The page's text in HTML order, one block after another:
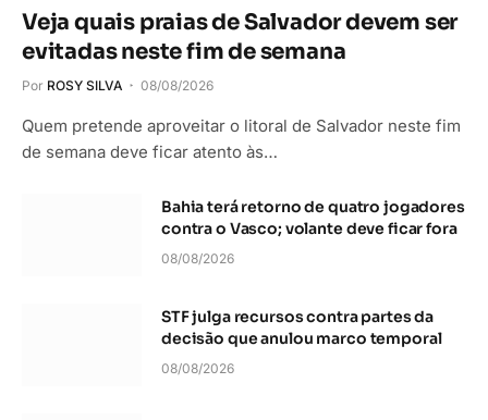
Veja quais praias de Salvador devem ser
evitadas neste fim de semana
Por ROSY SILVA 08/08/2026
Quem pretende aproveitar o litoral de Salvador neste fim
de semana deve ficar atento às…
Bahia terá retorno de quatro jogadores
contra o Vasco; volante deve ficar fora
08/08/2026
STF julga recursos contra partes da
decisão que anulou marco temporal
08/08/2026